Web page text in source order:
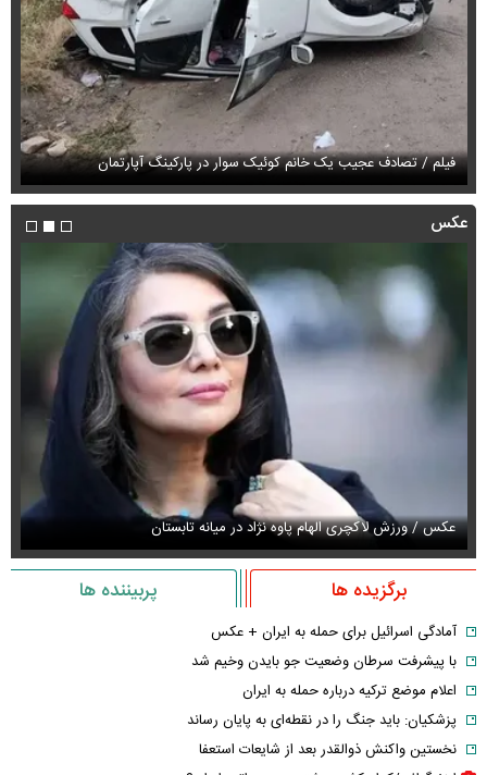
فیلم / تصادف عجیب یک خانم کوئیک سوار در پارکینگ آپارتمان
عکس
عکس / ورزش لاکچری الهام پاوه نژاد در میانه تابستان
برگزیده ها پربیننده ها
آمادگی اسرائیل برای حمله به ایران + عکس
با پیشرفت سرطان وضعیت جو بایدن وخیم شد
اعلام موضع ترکیه درباره حمله به ایران
پزشکیان: باید جنگ را در نقطه‌ای به پایان رساند
نخستین واکنش ذوالقدر بعد از شایعات استعفا